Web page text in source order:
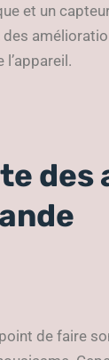
et un
des
l’appareil.
des
de faire